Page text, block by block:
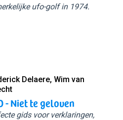
ufo-golf in 1974.
Delaere, Wim van
- Niet te geloven
gids voor verklaringen,